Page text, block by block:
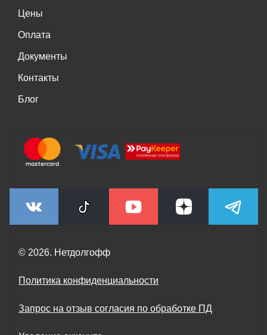
Цены
Оплата
Документы
Контакты
Блог
© 2026. Нетдолгофф
Политика конфиденциальности
Запрос на отзыв согласия по обработке ПД